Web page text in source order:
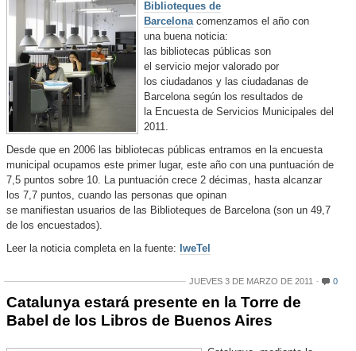
Biblioteques de
Barcelonacomenzamos el año con
una buena noticia:
las bibliotecas públicas son
el servicio mejor valorado por
los ciudadanos y las ciudadanas de
Barcelona según los resultados de
la Encuesta de Servicios Municipales del
2011.
Desde que en 2006 las bibliotecas públicas entramos en la encuesta
municipal ocupamos este primer lugar, este año con una puntuación de
7,5 puntos sobre 10. La puntuación crece 2 décimas, hasta alcanzar
los 7,7 puntos, cuando las personas que opinan
se manifiestan usuarios de las Biblioteques de Barcelona (son un 49,7
de los encuestados).
Leer la noticia completa en la fuente: IweTel
JUEVES 3 DE MARZO DE 2011 0
Catalunya estará presente en la Torre de
Babel de los Libros de Buenos Aires